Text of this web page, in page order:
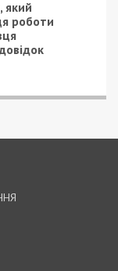
який
роботи